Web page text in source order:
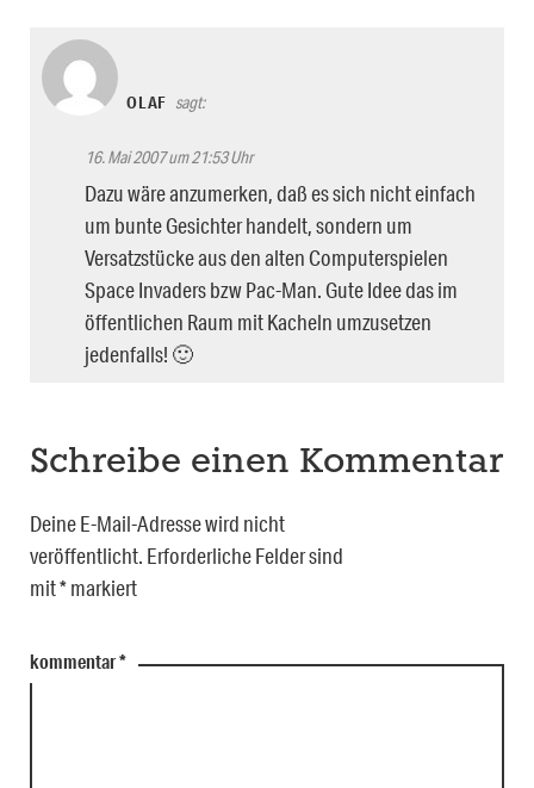
OLAF sagt:
16. Mai 2007 um 21:53 Uhr
Dazu wäre anzumerken, daß es sich nicht einfach
um bunte Gesichter handelt, sondern um
Versatzstücke aus den alten Computerspielen
Space Invaders bzw Pac-Man. Gute Idee das im
öffentlichen Raum mit Kacheln umzusetzen
jedenfalls! 🙂
Schreibe einen Kommentar
Deine E-Mail-Adresse wird nicht
veröffentlicht. Erforderliche Felder sind
mit*markiert
kommentar*